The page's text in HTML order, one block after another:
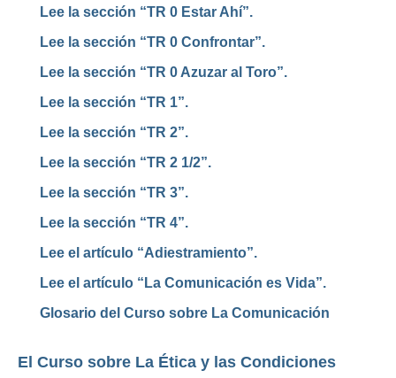
Lee la sección “TR 0 Estar Ahí”.
Lee la sección “TR 0 Confrontar”.
Lee la sección “TR 0 Azuzar al Toro”.
Lee la sección “TR 1”.
Lee la sección “TR 2”.
Lee la sección “TR 2 1/2”.
Lee la sección “TR 3”.
Lee la sección “TR 4”.
Lee el artículo “Adiestramiento”.
Lee el artículo “La Comunicación es Vida”.
Glosario del Curso sobre La Comunicación
El Curso sobre La Ética y las Condiciones